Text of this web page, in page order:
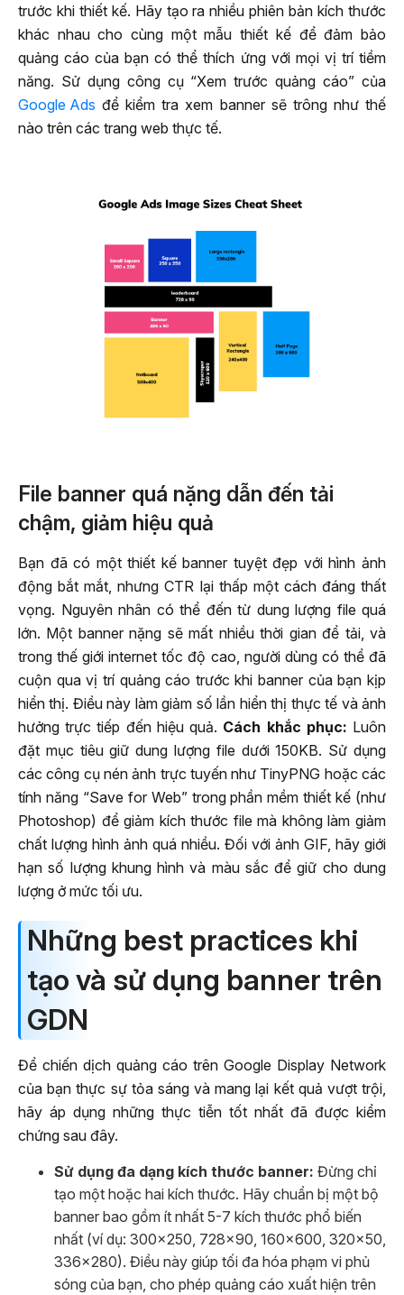
trước khi thiết kế. Hãy tạo ra nhiều phiên bản kích thước
khác nhau cho cùng một mẫu thiết kế để đảm bảo
quảng cáo của bạn có thể thích ứng với mọi vị trí tiềm
năng. Sử dụng công cụ “Xem trước quảng cáo” của
Google Ads để kiểm tra xem banner sẽ trông như thế
nào trên các trang web thực tế.
File banner quá nặng dẫn đến tải
chậm, giảm hiệu quả
Bạn đã có một thiết kế banner tuyệt đẹp với hình ảnh
động bắt mắt, nhưng CTR lại thấp một cách đáng thất
vọng. Nguyên nhân có thể đến từ dung lượng file quá
lớn. Một banner nặng sẽ mất nhiều thời gian để tải, và
trong thế giới internet tốc độ cao, người dùng có thể đã
cuộn qua vị trí quảng cáo trước khi banner của bạn kịp
hiển thị. Điều này làm giảm số lần hiển thị thực tế và ảnh
hưởng trực tiếp đến hiệu quả. Cách khắc phục: Luôn
đặt mục tiêu giữ dung lượng file dưới 150KB. Sử dụng
các công cụ nén ảnh trực tuyến như TinyPNG hoặc các
tính năng “Save for Web” trong phần mềm thiết kế (như
Photoshop) để giảm kích thước file mà không làm giảm
chất lượng hình ảnh quá nhiều. Đối với ảnh GIF, hãy giới
hạn số lượng khung hình và màu sắc để giữ cho dung
lượng ở mức tối ưu.
Những best practices khi
tạo và sử dụng banner trên
GDN
Để chiến dịch quảng cáo trên Google Display Network
của bạn thực sự tỏa sáng và mang lại kết quả vượt trội,
hãy áp dụng những thực tiễn tốt nhất đã được kiểm
chứng sau đây.
Sử dụng đa dạng kích thước banner: Đừng chỉ
tạo một hoặc hai kích thước. Hãy chuẩn bị một bộ
banner bao gồm ít nhất 5-7 kích thước phổ biến
nhất (ví dụ: 300×250, 728×90, 160×600, 320×50,
336×280). Điều này giúp tối đa hóa phạm vi phủ
sóng của bạn, cho phép quảng cáo xuất hiện trên